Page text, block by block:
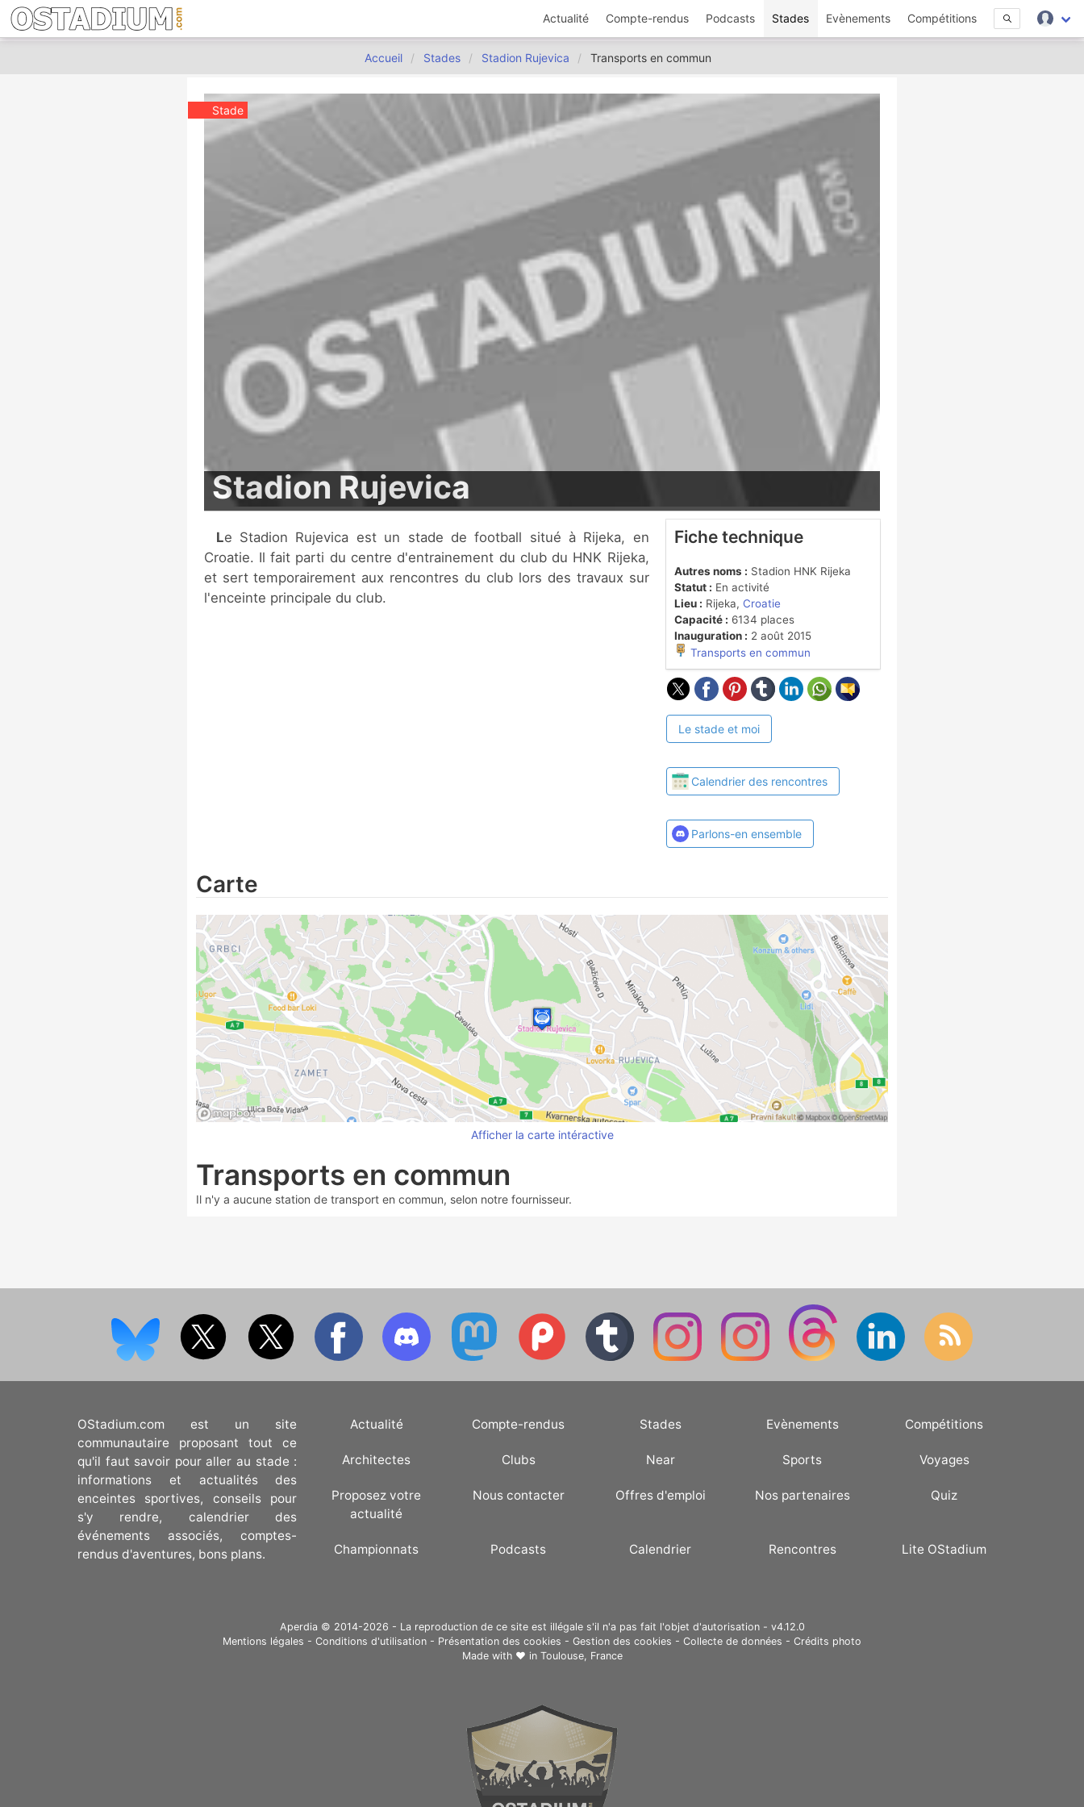
Actualité Compte-rendus Podcasts Stades Evènements Compétitions
Accueil Stades Stadion Rujevica Transports en commun
Stade
Stadion Rujevica
Le Stadion Rujevica est un stade de football situé à Rijeka, en
Croatie. Il fait parti du centre d'entrainement du club du HNK Rijeka,
et sert temporairement aux rencontres du club lors des travaux sur
l'enceinte principale du club.
Fiche technique
Autres noms : Stadion HNK Rijeka
Statut : En activité
Lieu : Rijeka, Croatie
Capacité : 6134 places
Inauguration : 2 août 2015
Transports en commun
Le stade et moi
Calendrier des rencontres
Parlons-en ensemble
Carte
Afficher la carte intéractive
Transports en commun
Il n'y a aucune station de transport en commun, selon notre fournisseur.
OStadium.com est un site
communautaire proposant tout ce
qu'il faut savoir pour aller au stade :
informations et actualités des
enceintes sportives, conseils pour
s'y rendre, calendrier des
événements associés, comptes-
rendus d'aventures, bons plans.
Actualité Compte-rendus Stades Evènements Compétitions
Architectes Clubs Near Sports Voyages
Proposez votre
actualité
Nous contacter Offres d'emploi Nos partenaires Quiz
Championnats Podcasts Calendrier Rencontres Lite OStadium
Aperdia © 2014-2026 - La reproduction de ce site est illégale s'il n'a pas fait l'objet d'autorisation - v4.12.0
Mentions légales - Conditions d'utilisation - Présentation des cookies - Gestion des cookies - Collecte de données - Crédits photo
Made with ❤ in Toulouse, France